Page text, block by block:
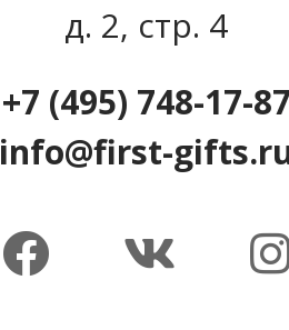
д. 2, стр. 4
+7 (495) 748-17-
info@first-